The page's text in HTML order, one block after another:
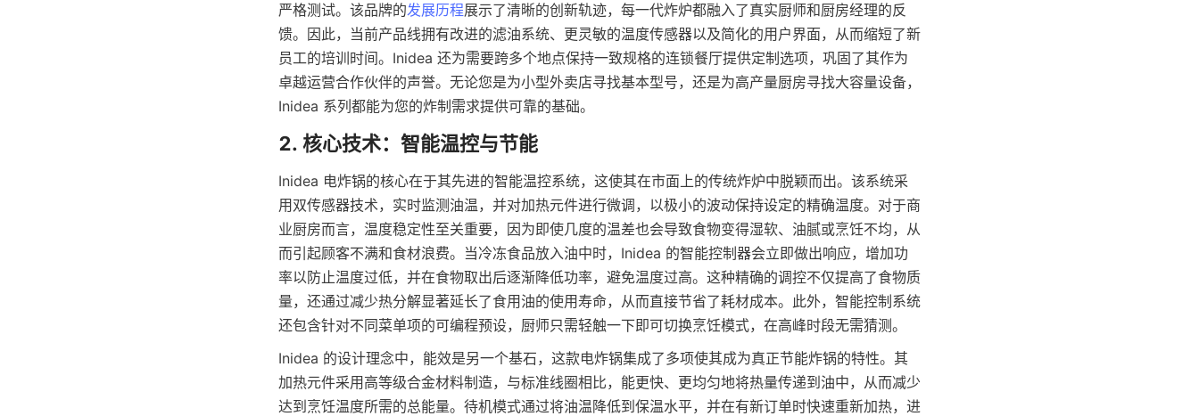
严格测试。该品牌的发展历程展示了清晰的创新轨迹，每一代炸炉都融入了真实厨师和厨房经理的反
馈。因此，当前产品线拥有改进的滤油系统、更灵敏的温度传感器以及简化的用户界面，从而缩短了新
员工的培训时间。Inidea 还为需要跨多个地点保持一致规格的连锁餐厅提供定制选项，巩固了其作为
卓越运营合作伙伴的声誉。无论您是为小型外卖店寻找基本型号，还是为高产量厨房寻找大容量设备，
Inidea 系列都能为您的炸制需求提供可靠的基础。
Inidea 电炸锅的核心在于其先进的智能温控系统，这使其在市面上的传统炸炉中脱颖而出。该系统采
用双传感器技术，实时监测油温，并对加热元件进行微调，以极小的波动保持设定的精确温度。对于商
业厨房而言，温度稳定性至关重要，因为即使几度的温差也会导致食物变得湿软、油腻或烹饪不均，从
而引起顾客不满和食材浪费。当冷冻食品放入油中时，Inidea 的智能控制器会立即做出响应，增加功
率以防止温度过低，并在食物取出后逐渐降低功率，避免温度过高。这种精确的调控不仅提高了食物质
量，还通过减少热分解显著延长了食用油的使用寿命，从而直接节省了耗材成本。此外，智能控制系统
还包含针对不同菜单项的可编程预设，厨师只需轻触一下即可切换烹饪模式，在高峰时段无需猜测。
Inidea 的设计理念中，能效是另一个基石，这款电炸锅集成了多项使其成为真正节能炸锅的特性。其
加热元件采用高等级合金材料制造，与标准线圈相比，能更快、更均匀地将热量传递到油中，从而减少
达到烹饪温度所需的总能量。待机模式通过将油温降低到保温水平，并在有新订单时快速重新加热，进